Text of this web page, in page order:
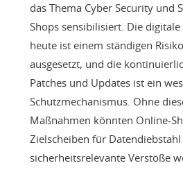
das Thema Cyber Security und
Shops sensibilisiert. Die
heute ist einem ständigen
ausgesetzt, und die
Patches und Updates ist ein
Schutzmechanismus. Ohne
Maßnahmen könnten Online-
Zielscheiben für
sicherheitsrelevante Verstöße